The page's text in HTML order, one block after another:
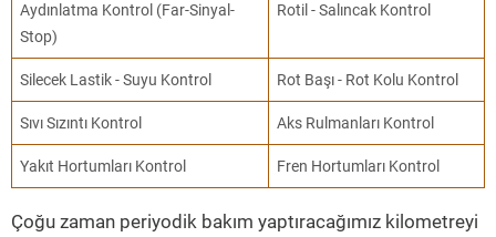
Aydınlatma Kontrol (Far-Sinyal-
Stop)
Rotil - Salıncak Kontrol
Silecek Lastik - Suyu Kontrol Rot Başı - Rot Kolu Kontrol
Sıvı Sızıntı Kontrol Aks Rulmanları Kontrol
Yakıt Hortumları Kontrol Fren Hortumları Kontrol
Çoğu zaman periyodik bakım yaptıracağımız kilometreyi